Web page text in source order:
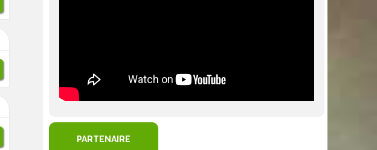
PARTENAIRE